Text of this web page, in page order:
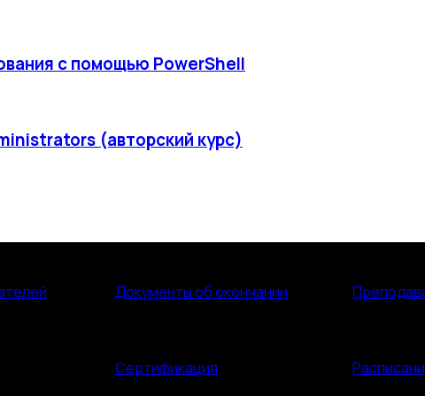
с помощью PowerShell
(авторский курс)
Документы об окончании
Сертификация